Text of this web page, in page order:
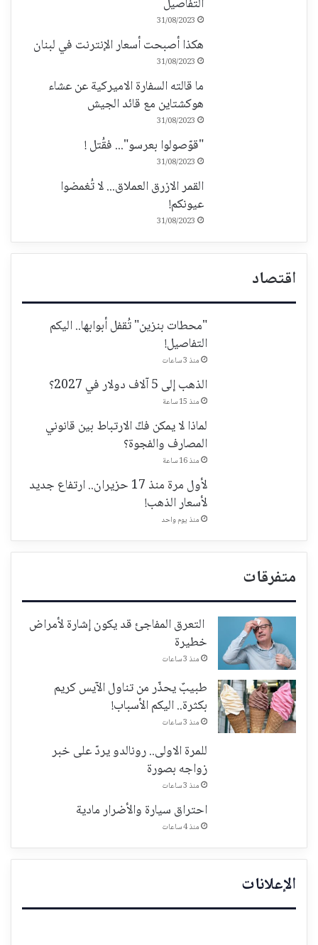
31/08/2023
هكذا أصبحت أسعار الإنترنت في لبنان
31/08/2023
ما قالته السفارة الاميركية عن عشاء
هوكشتاين مع قائد الجيش
31/08/2023
"قوّصولوا بعرسو"... فقُتل !
31/08/2023
القمر الازرق العملاق... لا تُغمضوا
عيونكم!
31/08/2023
اقتصاد
"محطات بنزين" تُقفل أبوابها.. اليكم
التفاصيل!
منذ 3 ساعات
الذهب إلى 5 آلاف دولار في 2027؟
منذ 15 ساعة
لماذا لا يمكن فكّ الارتباط بين قانوني
المصارف والفجوة؟
منذ 16 ساعة
لأول مرة منذ 17 حزيران.. ارتفاع جديد
لأسعار الذهب!
منذ يوم واحد
متفرقات
التعرق المفاجئ قد يكون إشارة لأمراض
خطيرة
منذ 3 ساعات
طبيبٌ يحذّر من تناول الآيس كريم
بكثرة.. اليكم الأسباب!
منذ 3 ساعات
للمرة الاولى.. رونالدو يردّ على خبر
زواجه بصورة
منذ 3 ساعات
احتراق سيارة والأضرار مادية
منذ 4 ساعات
الإعلانات